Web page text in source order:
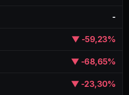
-
▼ -59,23%
▼ -68,65%
▼ -23,30%